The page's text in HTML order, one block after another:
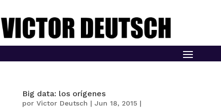
Big data: los orígenes
por Victor Deutsch | Jun 18, 2015|